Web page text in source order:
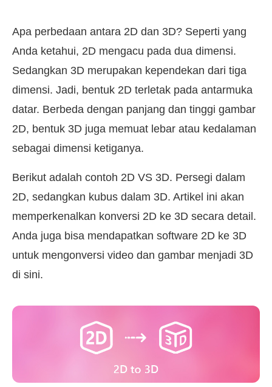
Apa perbedaan antara 2D dan 3D? Seperti yang
Anda ketahui, 2D mengacu pada dua dimensi.
Sedangkan 3D merupakan kependekan dari tiga
dimensi. Jadi, bentuk 2D terletak pada antarmuka
datar. Berbeda dengan panjang dan tinggi gambar
2D, bentuk 3D juga memuat lebar atau kedalaman
sebagai dimensi ketiganya.
Berikut adalah contoh 2D VS 3D. Persegi dalam
2D, sedangkan kubus dalam 3D. Artikel ini akan
memperkenalkan konversi 2D ke 3D secara detail.
Anda juga bisa mendapatkan software 2D ke 3D
untuk mengonversi video dan gambar menjadi 3D
di sini.